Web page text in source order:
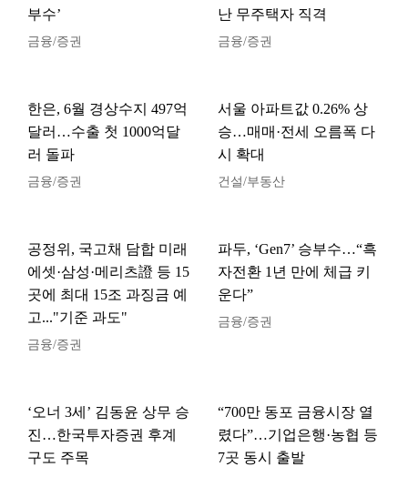
부수’
금융/증권
난 무주택자 직격
금융/증권
한은, 6월 경상수지 497억
달러…수출 첫 1000억달
러 돌파
금융/증권
서울 아파트값 0.26% 상
승…매매·전세 오름폭 다
시 확대
건설/부동산
공정위, 국고채 담합 미래
에셋·삼성·메리츠證 등 15
곳에 최대 15조 과징금 예
고..."기준 과도"
금융/증권
파두, ‘Gen7’ 승부수…“흑
자전환 1년 만에 체급 키
운다”
금융/증권
‘오너 3세’ 김동윤 상무 승
진…한국투자증권 후계
구도 주목
“700만 동포 금융시장 열
렸다”…기업은행·농협 등
7곳 동시 출발